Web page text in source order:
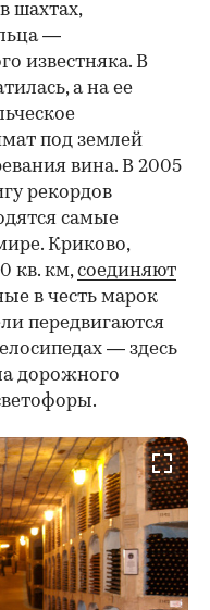
шахтах,
—
известняка. В
а на ее
под землей
вина. В 2005
рекордов
самые
Криково,
кв. км,соединяют
в честь марок
передвигаются
— здесь
дорожного